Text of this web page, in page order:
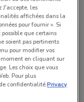
J'accepte, les
affichées dans la
pour fournir ». Si
que certains
soient pas pertinents
pour modifier vos
en cliquant sur
Les choix que vous
Pour plus
confidentialité.Privacy